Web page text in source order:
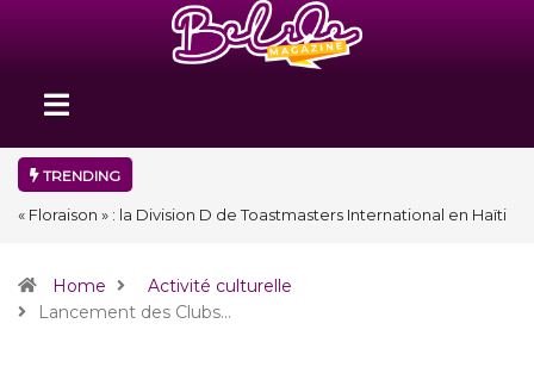
TRENDING
« Floraison » : la Division D de Toastmasters International en Haïti
Home
Activité culturelle
Lancement des Clubs…